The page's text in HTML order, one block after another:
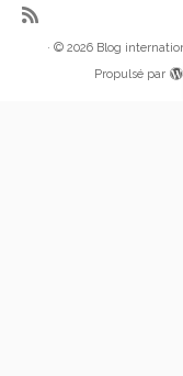
· © 2026 Blog
Propulsé par